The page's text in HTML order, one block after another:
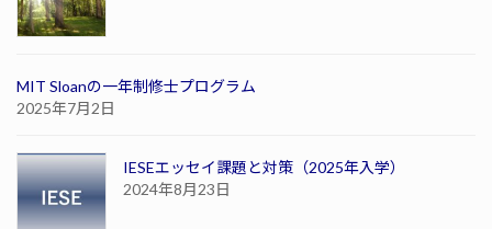
MIT Sloanの一年制修士プログラム
2025年7月2日
IESEエッセイ課題と対策（2025年入学）
2024年8月23日